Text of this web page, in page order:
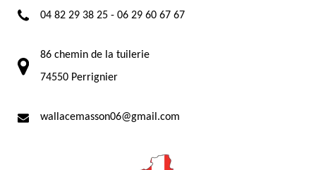
04 82 29 38 25 - 06 29 60 67 67
86 chemin de la tuilerie
74550 Perrignier
wallacemasson06@gmail.com